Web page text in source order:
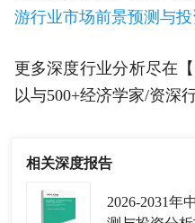
游行业市场前景预测与
更多深度行业分析尽在
以与500+经济学家/资深
相关深度报告
2026-2031年